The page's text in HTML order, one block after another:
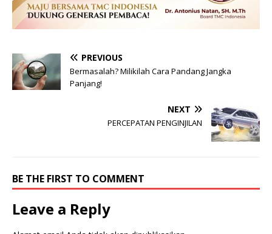
PREVIOUS
Bermasalah? Milikilah Cara Pandang Jangka
Panjang!
NEXT
PERCEPATAN PENGINJILAN
BE THE FIRST TO COMMENT
Leave a Reply